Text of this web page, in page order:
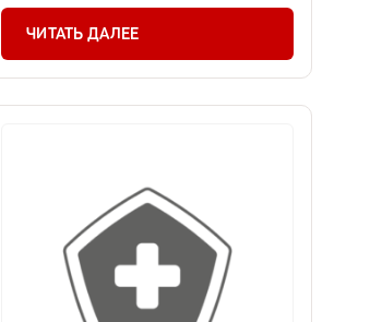
ЧИТАТЬ ДАЛЕЕ